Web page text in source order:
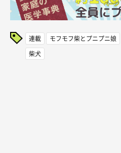
連載 モフモフ柴とプニプニ娘
柴犬